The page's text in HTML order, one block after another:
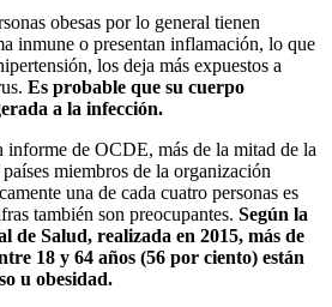
obesas por lo general tienen
inmune o presentan inflamación, lo que
los deja más expuestos a
Es probable que su cuerpo
a la infección.
informe de OCDE, más de la mitad de la
miembros de la organización
una de cada cuatro personas es
también son preocupantes. Según la
de Salud, realizada en 2015, más de
18 y 64 años (56 por ciento) están
u obesidad.